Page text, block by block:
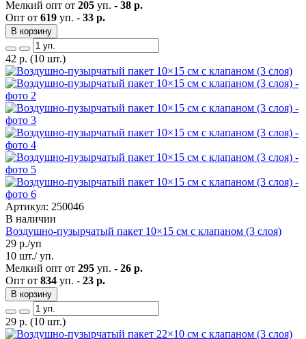
Мелкий опт от 205 уп. - 38 р.
Опт от 619 уп. - 33 р.
В корзину
42 р. (10 шт.)
Артикул: 250046
В наличии
Воздушно-пузырчатый пакет 10×15 см с клапаном (3 слоя)
29 р./уп
10 шт./ уп.
Мелкий опт от 295 уп. - 26 р.
Опт от 834 уп. - 23 р.
В корзину
29 р. (10 шт.)